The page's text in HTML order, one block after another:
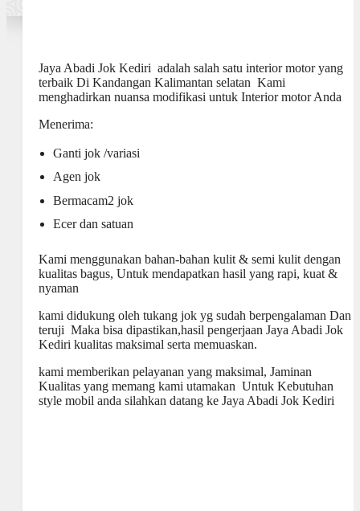
Jaya Abadi Jok Kediri adalah salah satu interior motor yang
terbaik Di Kandangan Kalimantan selatan Kami
menghadirkan nuansa modifikasi untuk Interior motor Anda
Menerima:
Ganti jok /variasi
Agen jok
Bermacam2 jok
Ecer dan satuan
Kami menggunakan bahan-bahan kulit & semi kulit dengan
kualitas bagus, Untuk mendapatkan hasil yang rapi, kuat &
nyaman
kami didukung oleh tukang jok yg sudah berpengalaman Dan
teruji Maka bisa dipastikan,hasil pengerjaan Jaya Abadi Jok
Kediri kualitas maksimal serta memuaskan.
kami memberikan pelayanan yang maksimal, Jaminan
Kualitas yang memang kami utamakan Untuk Kebutuhan
style mobil anda silahkan datang ke Jaya Abadi Jok Kediri